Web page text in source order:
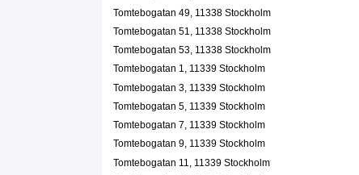
Gunborg Mari My Olausson
Tomtebogatan 11, 11339 Stockholm
Deva center för konstnärlig, kulturell och andlig
utveckling AB
Tomas Erik Juhani Frankell
Tomtebogatan 11 4tr 1503, 11339 Stockholm
Stina Viktorsson
Tomtebogatan 11 Lgh 1001, 11339 Stockholm
Tomtebogatan 49, 11338 Stockholm
Tomtebogatan 51, 11338 Stockholm
Tomtebogatan 53, 11338 Stockholm
Tomtebogatan 1, 11339 Stockholm
Tomtebogatan 3, 11339 Stockholm
Tomtebogatan 5, 11339 Stockholm
Tomtebogatan 7, 11339 Stockholm
Tomtebogatan 9, 11339 Stockholm
Tomtebogatan 11, 11339 Stockholm